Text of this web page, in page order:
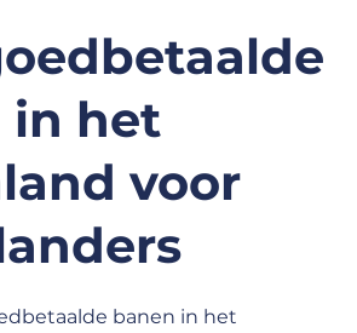
in het
voor
banen in het